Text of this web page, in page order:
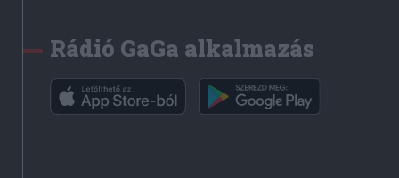
Rádió GaGa alkalmazás